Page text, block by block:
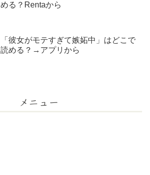
める？Rentaから
「彼女がモテすぎて嫉妬中」はどこで
読める？→アプリから
メニュー